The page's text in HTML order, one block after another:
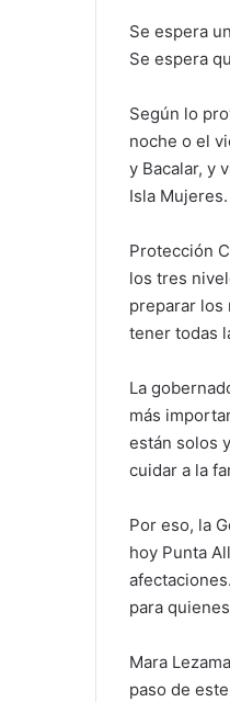
Se espera
Se espera
Según lo
noche o el
y Bacalar, y
Isla Mujeres.
Protección
los tres
preparar los
tener todas
La
más
están solos
cuidar a la
Por eso, la
hoy Punta
para
Mara
paso de